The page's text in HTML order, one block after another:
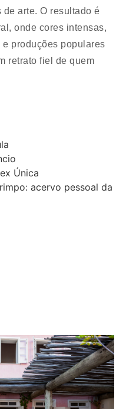
arte. O resultado é
onde cores intensas,
produções populares
retrato fiel de quem
Única
acervo pessoal da